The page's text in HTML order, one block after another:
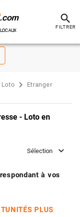
search
FILTRER
Loto
Etranger
- Loto en
Sélection
à vos
PLUS